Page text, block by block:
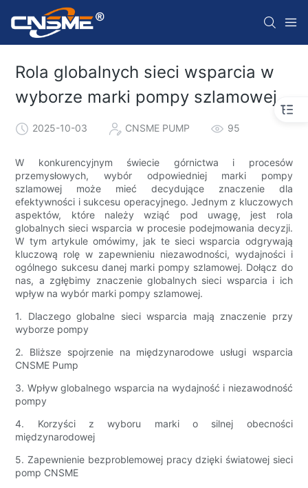
Rola globalnych sieci wsparcia w
wyborze marki pompy szlamowej
2025-10-03 CNSME PUMP 95
W konkurencyjnym świecie górnictwa i procesów
przemysłowych, wybór odpowiedniej marki pompy
szlamowej może mieć decydujące znaczenie dla
efektywności i sukcesu operacyjnego. Jednym z kluczowych
aspektów, które należy wziąć pod uwagę, jest rola
globalnych sieci wsparcia w procesie podejmowania decyzji.
W tym artykule omówimy, jak te sieci wsparcia odgrywają
kluczową rolę w zapewnieniu niezawodności, wydajności i
ogólnego sukcesu danej marki pompy szlamowej. Dołącz do
nas, a zgłębimy znaczenie globalnych sieci wsparcia i ich
wpływ na wybór marki pompy szlamowej.
1. Dlaczego globalne sieci wsparcia mają znaczenie przy
wyborze pompy
2. Bliższe spojrzenie na międzynarodowe usługi wsparcia
CNSME Pump
3. Wpływ globalnego wsparcia na wydajność i niezawodność
pompy
4. Korzyści z wyboru marki o silnej obecności
międzynarodowej
5. Zapewnienie bezproblemowej pracy dzięki światowej sieci
pomp CNSME